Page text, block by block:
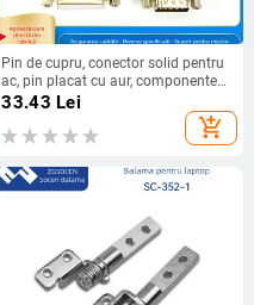
Pin de cupru, conector solid pentru
ac, pin placat cu aur, componente
metalice
33.43 Lei
add_shopping_cart